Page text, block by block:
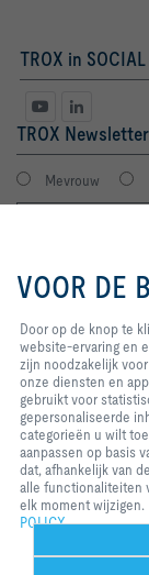
TROX in
TROX Newsletter
Mevrouw
Ik stem in met
regels.
aanmelden
Home Contacten
Privacy
VOOR DE
Door op de knop te
website-ervaring en
zijn noodzakelijk
onze diensten en
gebruikt voor
gepersonaliseerde
categorieën u wilt
aanpassen op basis
dat, afhankelijk van
alle functionaliteiten
elk moment wijzigen.
POLICY